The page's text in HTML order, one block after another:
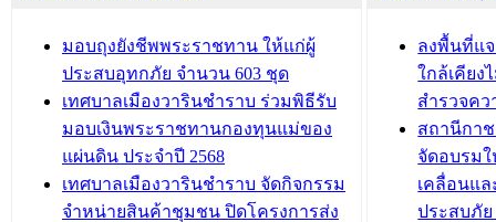
บทความ อื่นๆ ...
เทศบาลเมืองวารินชำราบ ร่วมการ
ประชุมวิชาการระดับนานาชาติและ
นิทรรศการด้านนวัตกรรมท้องถิ่น 2568
และรับรางวัลทีมนักวิจัยดีเด่นจาก
นวัตกรรมโครงการทะเบียนภาษีป้าย
ประชุมผู้เช่าอาคารพาณิชย์ บริเวณ
ถนนเกษมสุขและถนนประทุมเทพภักดี
เทศบาล
รับฟังคว
ผังเมือง
วารินชำ
เทศบาล
ซักซ้อมแ
ประโยช
มอบถุงยังชีพพระราชทาน ให้แก่ผู้
ประสบอุทกภัย จำนวน 603 ชุด
เทศบาลเมืองวารินชำราบ ร่วมพิธีรับ
มอบเงินพระราชทานกองทุนแม่ของ
แผ่นดิน ประจำปี 2568
เทศบาลเมืองวารินชำราบ จัดกิจกรรม
จำหน่ายสินค้าชุมชน ปิดโครงการส่ง
ลงพื้นที่แ
ใกล้เคียง
สำรวจค
สถานีกา
จัดอบรม
เคลื่อนแ
ประสบภั